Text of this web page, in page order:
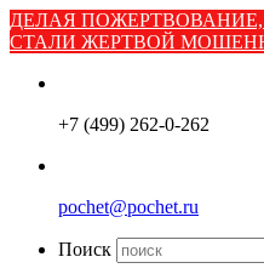
ДЕЛАЯ
СТАЛИ ЖЕРТВОЙ
+7 (499) 262-0-262
pochet@pochet.ru
Поиск